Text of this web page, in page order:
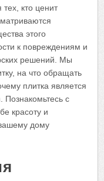
кто ценит
этого
к повреждениям и
решений. Мы
на что обращать
плитка является
Познакомьтесь с
красоту и
дому